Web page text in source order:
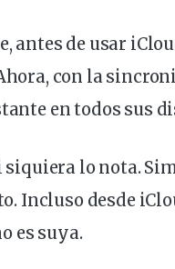
antes de usar
con la
en todos sus
siquiera lo nota.
Incluso desde
es suya.